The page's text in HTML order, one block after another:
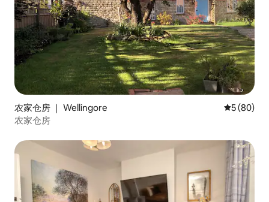
农家仓房 ｜ Wellingore 平均评分
5 (80)
农家仓房